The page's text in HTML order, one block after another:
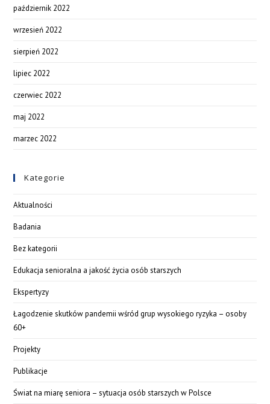
październik 2022
wrzesień 2022
sierpień 2022
lipiec 2022
czerwiec 2022
maj 2022
marzec 2022
Kategorie
Aktualności
Badania
Bez kategorii
Edukacja senioralna a jakość życia osób starszych
Ekspertyzy
Łagodzenie skutków pandemii wśród grup wysokiego ryzyka – osoby
60+
Projekty
Publikacje
Świat na miarę seniora – sytuacja osób starszych w Polsce